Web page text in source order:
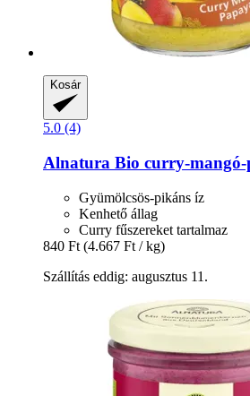
Kosár
5.0 (4)
Alnatura Bio curry-​
Gyümölcsös-pikáns íz
Kenhető állag
Curry fűszereket tartalmaz
840 Ft (4.667 Ft / kg)
Szállítás eddig: augusztus 11.